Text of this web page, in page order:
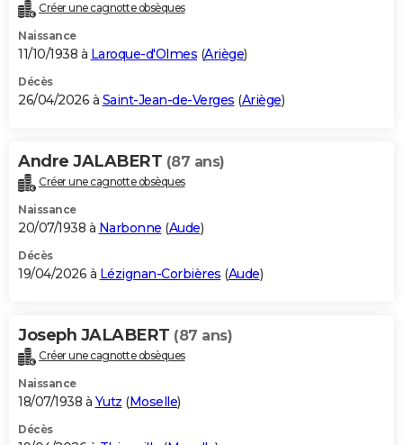
Créer une cagnotte obsèques
Naissance
11/10/1938 à Laroque-d'Olmes (Ariège)
Décès
26/04/2026 à Saint-Jean-de-Verges (Ariège)
Andre JALABERT (87 ans)
Créer une cagnotte obsèques
Naissance
20/07/1938 à Narbonne (Aude)
Décès
19/04/2026 à Lézignan-Corbières (Aude)
Joseph JALABERT (87 ans)
Créer une cagnotte obsèques
Naissance
18/07/1938 à Yutz (Moselle)
Décès